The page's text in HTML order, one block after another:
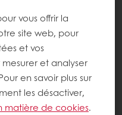
vous offrir la
site web, pour
et vos
et analyser
en savoir plus sur
les désactiver,
matière de cookies.